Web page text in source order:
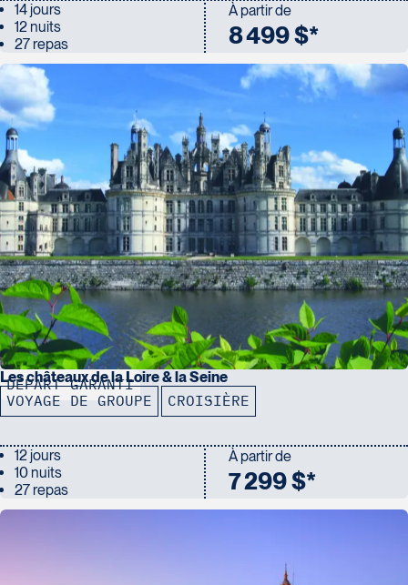
14 jours
12 nuits
27 repas
À partir de
8 499 $*
DÉPART GARANTI
Les châteaux de la Loire & la Seine
VOYAGE DE GROUPE CROISIÈRE
12 jours
10 nuits
27 repas
À partir de
7 299 $*